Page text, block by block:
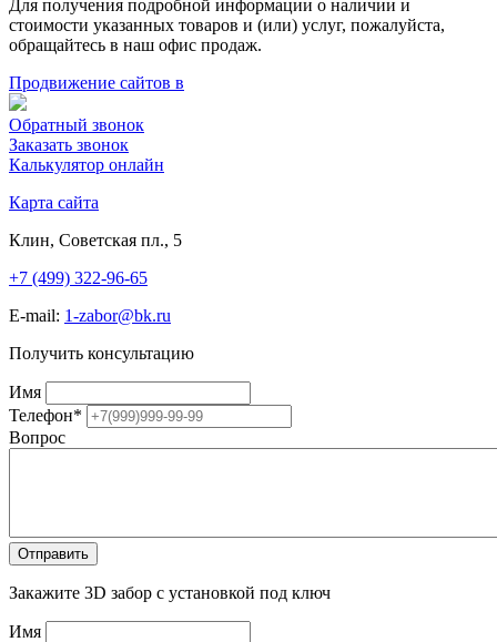
Для получения подробной информации о наличии и
стоимости указанных товаров и (или) услуг, пожалуйста,
обращайтесь в наш офис продаж.
Продвижение сайтов в
Обратный звонок
Заказать звонок
Калькулятор онлайн
Карта сайта
Клин, Советская пл., 5
+7 (499) 322-96-65
E-mail: 1-zabor@bk.ru
Получить консультацию
Имя
Телефон*
Вопрос
Закажите 3D забор с установкой под ключ
Имя